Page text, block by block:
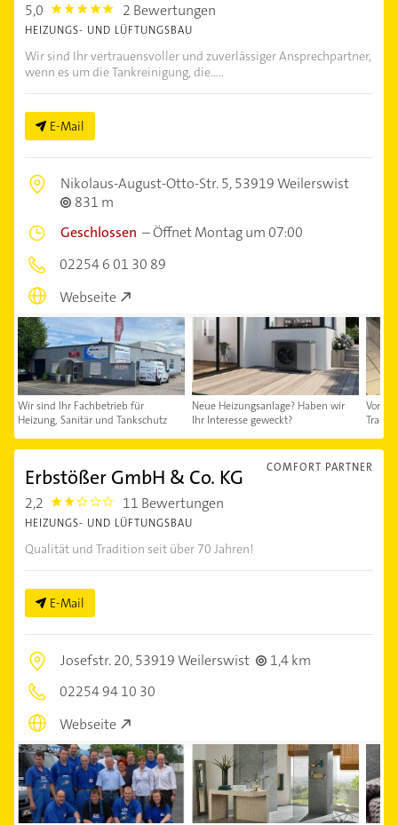
5,0 5.0 2 Bewertungen
HEIZUNGS- UND LÜFTUNGSBAU
Wir sind Ihr vertrauensvoller und zuverlässiger Ansprechpartner,
wenn es um die Tankreinigung, die.....
E-Mail
Nikolaus-August-Otto-Str. 5,53919 Weilerswist
831 m
Geschlossen –Öffnet Montag um 07:00
02254 6 01 30 89
Webseite
Wir sind Ihr Fachbetrieb für
Heizung, Sanitär und Tankschutz
Neue Heizungsanlage? Haben wir
Ihr Interesse geweckt?
Von
COMFORT PARTNER
Erbstößer GmbH & Co. KG
2,2 2.2 11 Bewertungen
HEIZUNGS- UND LÜFTUNGSBAU
Qualität und Tradition seit über 70 Jahren!
E-Mail
Josefstr. 20,53919 Weilerswist
1,4 km
02254 94 10 30
Webseite